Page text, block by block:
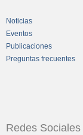
Noticias
Eventos
Publicaciones
Preguntas frecuentes
Redes Sociales